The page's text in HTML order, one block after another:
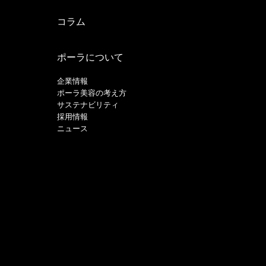
コラム
ポーラについて
企業情報
ポーラ美容の考え方
サステナビリティ
採用情報
ニュース